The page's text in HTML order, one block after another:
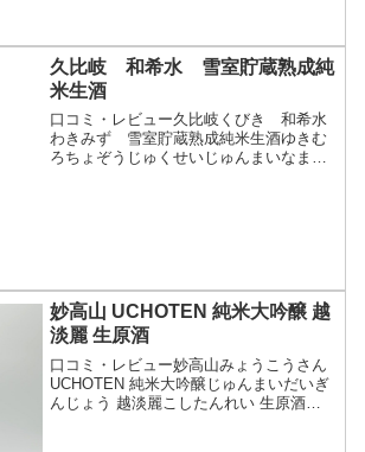
久比岐 和希水 雪室貯蔵熟成純
米生酒
口コミ・レビュー久比岐くびき 和希水
わきみず 雪室貯蔵熟成純米生酒ゆきむ
ろちょぞうじゅくせいじゅんまいなまし
妙高山 UCHOTEN 純米大吟醸 越
淡麗 生原酒
口コミ・レビュー妙高山みょうこうさん
UCHOTEN 純米大吟醸じゅんまいだいぎ
んじょう 越淡麗こしたんれい 生原酒な